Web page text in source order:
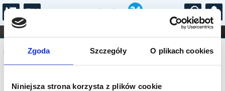
Zgoda Szczegóły O plikach cookies
Niniejsza strona korzysta z plików cookie
...
FILHARMONIA OPERA I BALET
STAND-UP
DLA DZIECI
Komunikat
Sprzedaż biletów on-line na wydarzenie